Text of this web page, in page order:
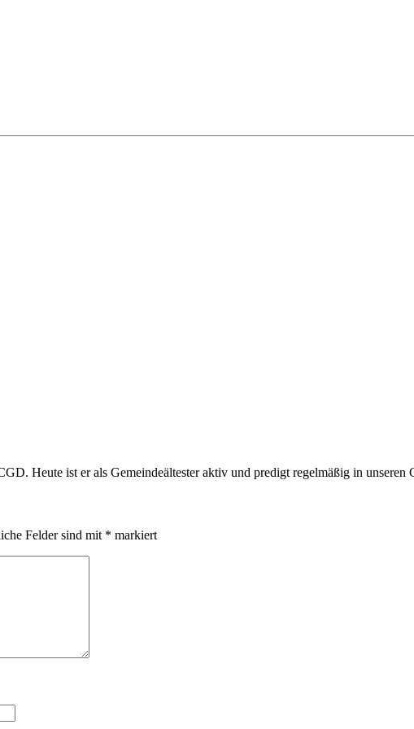
Heute ist er als Gemeindeältester aktiv und predigt regelmäßig in unseren
Felder sind mit * markiert